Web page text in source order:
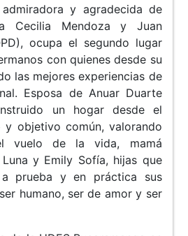
admiradora y agradecida de
Cecilia Mendoza y Juan
ocupa el segundo lugar
con quienes desde su
las mejores experiencias de
Esposa de Anuar Duarte
un hogar desde el
y objetivo común, valorando
vuelo de la vida, mamá
y Emily Sofía, hijas que
prueba y en práctica sus
humano, ser de amor y ser